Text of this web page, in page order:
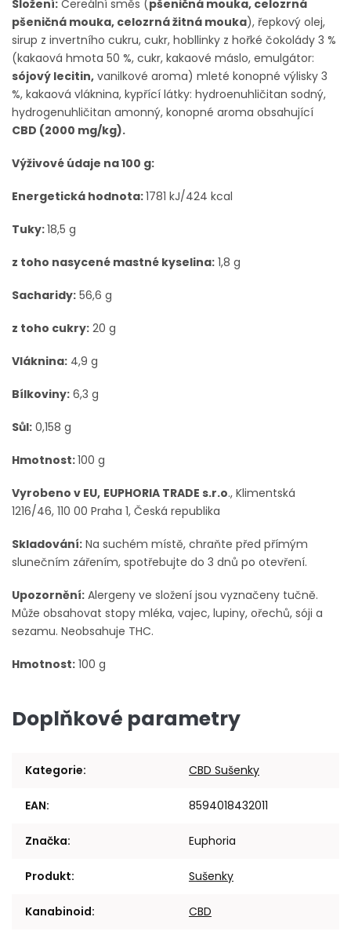
Složení: Cereální směs (pšeničná mouka, celozrná
pšeničná mouka, celozrná žitná mouka), řepkový olej,
sirup z invertního cukru, cukr, hobllinky z hořké čokolády 3 %
(kakaová hmota 50 %, cukr, kakaové máslo, emulgátor:
sójový lecitin, vanilkové aroma) mleté konopné výlisky 3
%, kakaová vláknina, kypřící látky: hydroenuhličitan sodný,
hydrogenuhličitan amonný, konopné aroma obsahující
CBD (2000 mg/kg).
Výživové údaje na 100 g:
Energetická hodnota:1781 kJ/424 kcal
Tuky:18,5 g
z toho nasycené mastné kyselina: 1,8 g
Sacharidy: 56,6 g
z toho cukry: 20 g
Vláknina: 4,9 g
Bílkoviny: 6,3 g
Sůl: 0,158 g
Hmotnost:100 g
Vyrobeno v EU, EUPHORIA TRADE s.r.o., Klimentská
1216/46, 110 00 Praha 1, Česká republika
Skladování: Na suchém místě, chraňte před přímým
slunečním zářením, spotřebujte do 3 dnů po otevření.
Upozornění: Alergeny ve složení jsou vyznačeny tučně.
Může obsahovat stopy mléka, vajec, lupiny, ořechů, sóji a
sezamu. Neobsahuje THC.
Hmotnost: 100 g
Doplňkové parametry
Kategorie: CBD Sušenky
EAN: 8594018432011
Značka: Euphoria
Produkt: Sušenky
Kanabinoid: CBD